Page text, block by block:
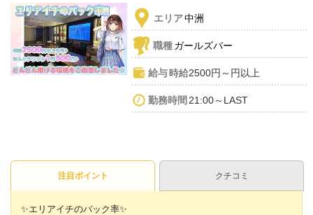
エリア中洲
職種ガールズバー
給与時給2500円～円以上
勤務時間 21:00～LAST
注目ポイント クチコミ
✨エリアイチのバック率✨